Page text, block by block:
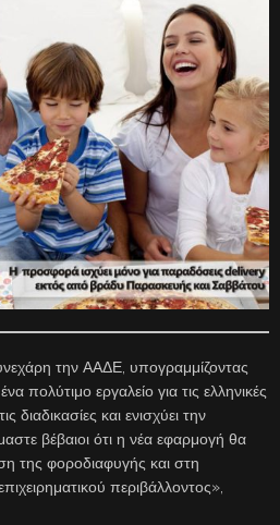
την ΑΑΔΕ, υπογραμμίζοντας
πολύτιμο εργαλείο για τις ελληνικές
διαδικασίες και ενισχύει την
βέβαιοι ότι η νέα εφαρμογή θα
της φοροδιαφυγής και στη
περιβάλλοντος»,